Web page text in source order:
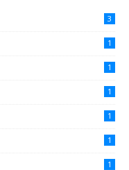
3
1
1
1
1
1
1